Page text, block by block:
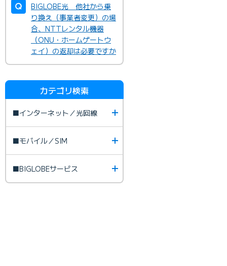
BIGLOBE光 他社から乗
り換え（事業者変更）の場
合、NTTレンタル機器
（ONU・ホームゲートウ
ェイ）の返却は必要ですか
カテゴリ検索
■インターネット／光回線
■モバイル／SIM
■BIGLOBEサービス